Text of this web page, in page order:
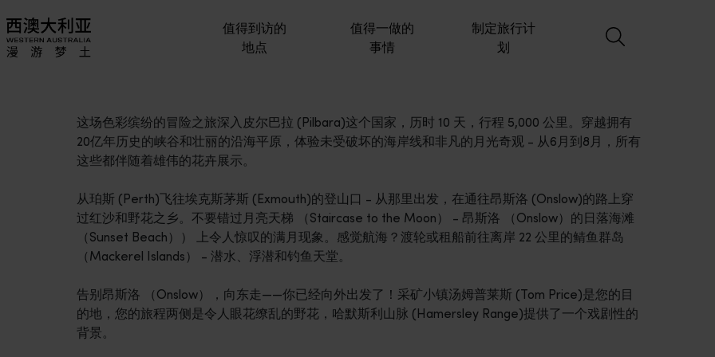
值得到访的
地点
值得一做的
事情
制定旅行计
划
这场色彩缤纷的冒险之旅深入皮尔巴拉 (Pilbara)这个国家，历时 10 天，行程 5,000 公里。穿越拥有
20亿年历史的峡谷和壮丽的沿海平原，体验未受破坏的海岸线和非凡的月光奇观 - 从6月到8月，所有
这些都伴随着雄伟的花卉展示。
从珀斯 (Perth)飞往埃克斯茅斯 (Exmouth)的登山口 - 从那里出发，在通往昂斯洛 (Onslow)的路上穿
过红沙和野花之乡。不要错过月亮天梯 （Staircase to the Moon） - 昂斯洛 （Onslow）的日落海滩
（Sunset Beach）） 上令人惊叹的满月现象。感觉航海？渡轮或租船前往离岸 22 公里的鲭鱼群岛
（Mackerel Islands） - 潜水、浮潜和钓鱼天堂。
告别昂斯洛 （Onslow），向东走——你已经向外出发了！采矿小镇汤姆普莱斯 (Tom Price)是您的目
的地，您的旅程两侧是令人眼花缭乱的野花，哈默斯利山脉 (Hamersley Range)提供了一个戏剧性的
背景。